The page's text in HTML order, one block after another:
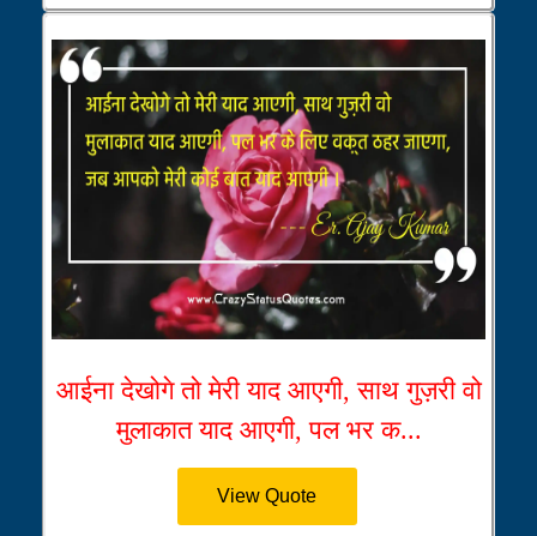
आईना देखोगे तो मेरी याद आएगी, साथ गुज़री वो
मुलाकात याद आएगी, पल भर क...
View Quote